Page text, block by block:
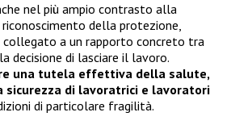
nel più ampio contrasto alla
riconoscimento della protezione,
collegato a un rapporto concreto tra
decisione di lasciare il lavoro.
una tutela effettiva della salute,
sicurezza di lavoratrici e lavoratori
di particolare fragilità.